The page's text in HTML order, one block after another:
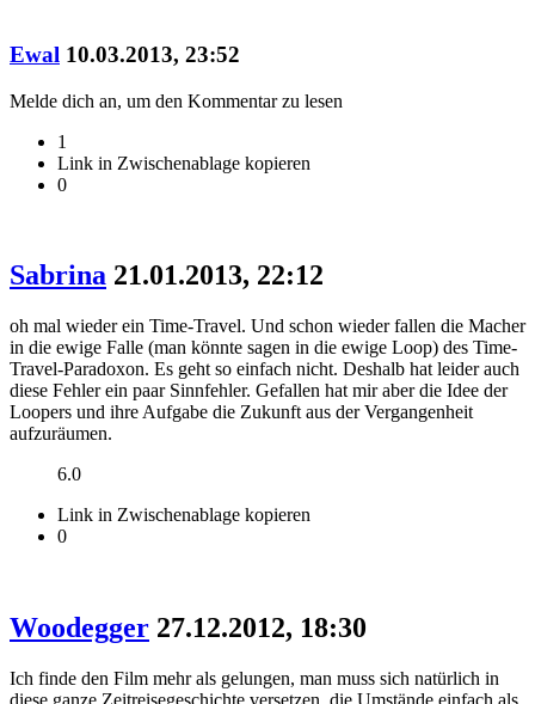
Ewal 10.03.2013, 23:52
Melde dich an, um den Kommentar zu lesen
1
Link in Zwischenablage kopieren
0
Sabrina 21.01.2013, 22:12
oh mal wieder ein Time-Travel. Und schon wieder fallen die Macher
in die ewige Falle (man könnte sagen in die ewige Loop) des Time-
Travel-Paradoxon. Es geht so einfach nicht. Deshalb hat leider auch
diese Fehler ein paar Sinnfehler. Gefallen hat mir aber die Idee der
Loopers und ihre Aufgabe die Zukunft aus der Vergangenheit
aufzuräumen.
6.0
Link in Zwischenablage kopieren
0
Woodegger 27.12.2012, 18:30
Ich finde den Film mehr als gelungen, man muss sich natürlich in